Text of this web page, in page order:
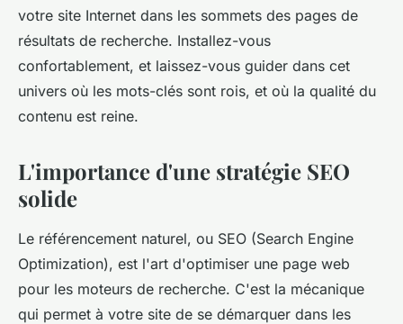
votre site Internet dans les sommets des pages de
résultats de recherche. Installez-vous
confortablement, et laissez-vous guider dans cet
univers où les mots-clés sont rois, et où la qualité du
contenu est reine.
L'importance d'une stratégie SEO
solide
Le référencement naturel, ou SEO (Search Engine
Optimization), est l'art d'optimiser une page web
pour les moteurs de recherche. C'est la mécanique
qui permet à votre site de se démarquer dans les